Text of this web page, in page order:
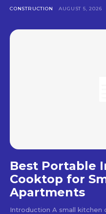
CONSTRUCTION AUGUST 5, 2026
Best Portable
Cooktop for
Apartments
Introduction A small kitchen